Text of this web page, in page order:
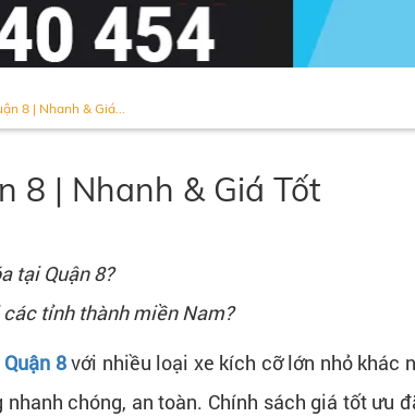
8 | Nhanh & Giá...
8 | Nhanh & Giá Tốt
tại Quận 8?
tỉnh thành miền Nam?
8với nhiều loại xe kích cỡ lớn nhỏ khác
chóng, an toàn. Chính sách giá tốt ưu